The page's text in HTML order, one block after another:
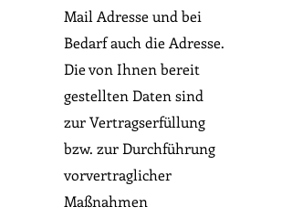
Mail Adresse und bei
Bedarf auch die Adresse.
Die von Ihnen bereit
gestellten Daten sind
zur Vertragserfüllung
bzw. zur Durchführung
vorvertraglicher
Maßnahmen